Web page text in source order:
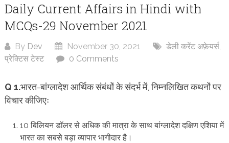
Daily Current Affairs in Hindi with
MCQs-29 November 2021
By Dev November 30, 2021 डेली करेंट अफ़ेयर्स,
प्रेक्टिस टेस्ट
0 Comments
Q 1.भारत-बांग्लादेश आर्थिक संबंधों के संदर्भ में, निम्नलिखित कथनों पर
विचार कीजिएः
10 बिलियन डॉलर से अधिक की मात्रा के साथ बांग्लादेश दक्षिण एशिया में
भारत का सबसे बड़ा व्यापार भागीदार है।